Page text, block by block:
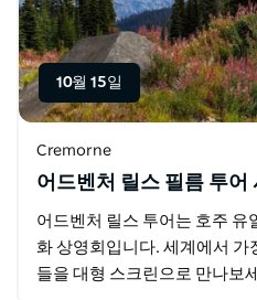
10월 15일
Cremorne
어드벤처 릴스 필름 투어
어드벤처 릴스 투어는 호주 유
화 상영회입니다. 세계에서 가
들을 대형 스크린으로 만나보